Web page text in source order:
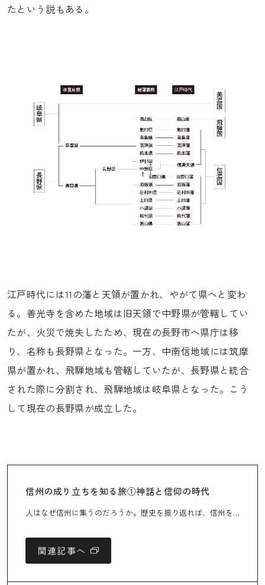
たという説もある。
江戸時代には11の藩と天領が置かれ、やがて県へと変わ
る。善光寺を含めた地域は旧天領で中野県が管轄してい
たが、火災で焼失したため、現在の長野市へ県庁は移
り、名称も長野県となった。一方、中南信地域には筑摩
県が置かれ、飛騨地域も管轄していたが、長野県と統合
された際に分割され、飛騨地域は岐阜県となった。こう
して現在の長野県が成立した。
信州の成り立ちを知る旅①神話と信仰の時代
人はなぜ信州に集うのだろうか。歴史を振り返れば、信州を訪れたのは現代の観光客だけでないことに気づく。はるか昔には神々や仏が訪れ信仰の里を築いた。戦国の世には武将たちが支配を巡って争った。街道が整備されると旅人たちが行き交い、やがては海外の人々も信州を訪れ、それぞれが新たな価値や文化をもたらした。原始・古代から近代まで、歴史を通じて信州の成り立ちを知れば、人々が集う理由が解き明かされるかもしれない。
関連記事へ